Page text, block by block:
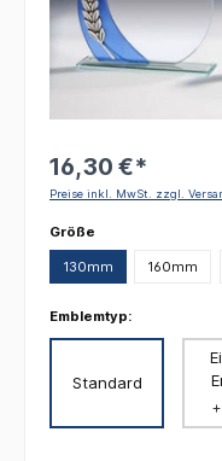
16,30 €*
Preise inkl. MwSt. zzgl.
Größe
130mm 160mm
Emblemtyp:
Standard